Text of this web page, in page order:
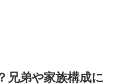
兄弟や家族構成に